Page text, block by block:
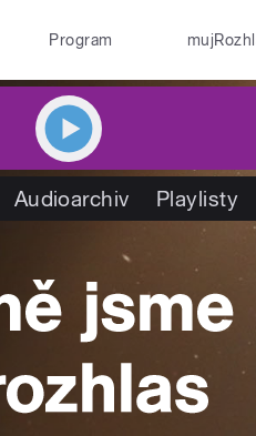
Program
Audioarchiv Playlisty